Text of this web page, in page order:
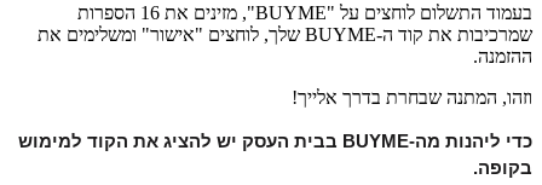
בעמוד התשלום לוחצים על "BUYME", מזינים את 16 הספרות
שמרכיבות את קוד ה-BUYME שלך, לוחצים "אישור" ומשלימים את
ההזמנה.
וזהו, המתנה שבחרת בדרך אלייך!
בקופה.